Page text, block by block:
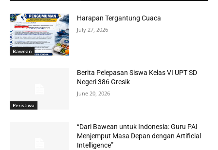
Bawean
Harapan Tergantung Cuaca
July 27, 2026
Peristiwa
Berita Pelepasan Siswa Kelas VI UPT SD
Negeri 386 Gresik
June 20, 2026
“Dari Bawean untuk Indonesia: Guru PAI
Menjemput Masa Depan dengan Artificial
Intelligence”